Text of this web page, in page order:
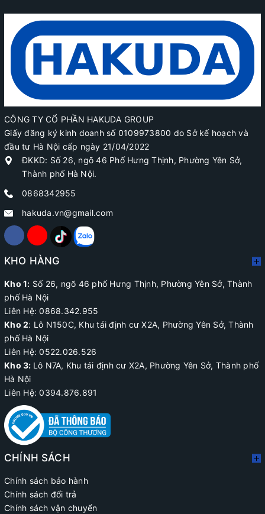
CÔNG TY CỔ PHẦN HAKUDA GROUP
Giấy đăng ký kinh doanh số 0109973800 do Sở kế hoạch và
đầu tư Hà Nội cấp ngày 21/04/2022
ĐKKD: Số 26, ngõ 46 Phố Hưng Thịnh, Phường Yên Sở,
Thành phố Hà Nội.
0868342955
hakuda.vn@gmail.com
KHO HÀNG
Kho 1: Số 26, ngõ 46 phố Hưng Thịnh, Phường Yên Sở, Thành
phố Hà Nội
Liên Hệ: 0868.342.955
Kho 2: Lô N150C, Khu tái định cư X2A, Phường Yên Sở, Thành
phố Hà Nội
Liên Hệ:0522.026.526
Kho 3: Lô N7A, Khu tái định cư X2A, Phường Yên Sở, Thành phố
Hà Nội
Liên Hệ: 0394.876.891
CHÍNH SÁCH
Chính sách bảo hành
Chính sách đổi trả
Chính sách vận chuyển